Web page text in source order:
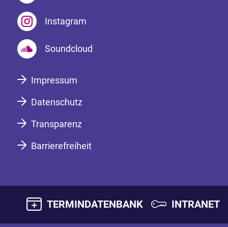
Instagram
Soundcloud
Impressum
Datenschutz
Transparenz
Barrierefreiheit
TERMINDATENBANK INTRANET